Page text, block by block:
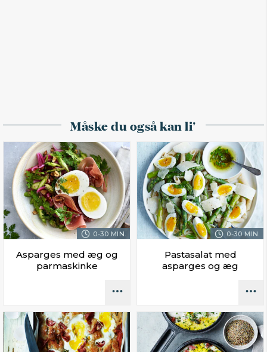
Måske du også kan li'
0-30 MIN.
Asparges med æg og
parmaskinke
0-30 MIN.
Pastasalat med
asparges og æg